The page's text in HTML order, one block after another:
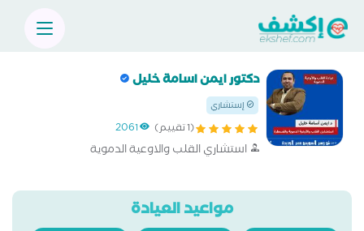
دكتور ايمن اسامة خليل
إستشاري
(1 تقييم) 2061
استشاري القلب والاوعية الدموية
مواعيد العيادة